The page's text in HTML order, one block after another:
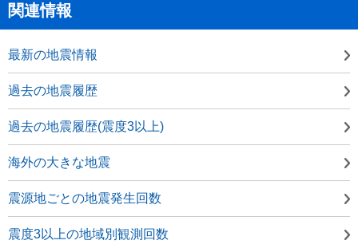
関連情報
最新の地震情報
過去の地震履歴
過去の地震履歴(震度3以上)
海外の大きな地震
震源地ごとの地震発生回数
震度3以上の地域別観測回数